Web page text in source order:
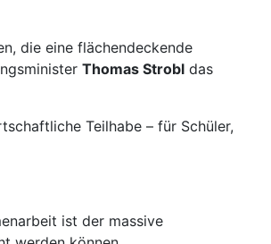
die eine flächendeckende
Thomas Strobl das
Teilhabe – für Schüler,
ist der massive